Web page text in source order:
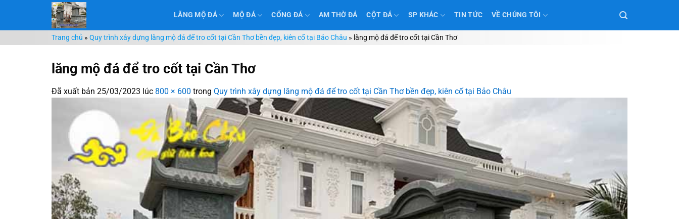
nội
dung
LĂNG MỘ ĐÁ MỘ ĐÁ CỔNG ĐÁ AM THỜ ĐÁ CỘT ĐÁ SP KHÁC TIN TỨC VỀ CHÚNG TÔI
Trang chủ » Quy trình xây dựng lăng mộ đá để tro cốt tại Cần Thơ bền đẹp, kiên cố tại Bảo Châu » lăng mộ đá để tro cốt tại Cần Thơ
lăng mộ đá để tro cốt tại Cần Thơ
Đã xuất bản 25/03/2023 lúc 800 × 600 trong Quy trình xây dựng lăng mộ đá để tro cốt tại Cần Thơ bền đẹp, kiên cố tại Bảo Châu